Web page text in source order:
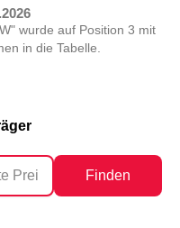
wurde auf Position 3 mit
in die Tabelle.
Finden